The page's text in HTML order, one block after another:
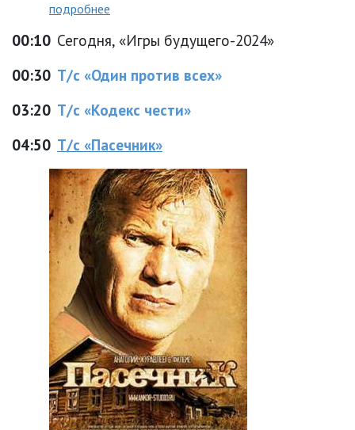
подробнее
00:10 Сегодня, «Игры будущего-2024»
00:30 Т/с «Один против всех»
03:20 Т/с «Кодекс чести»
04:50 Т/с «Пасечник»